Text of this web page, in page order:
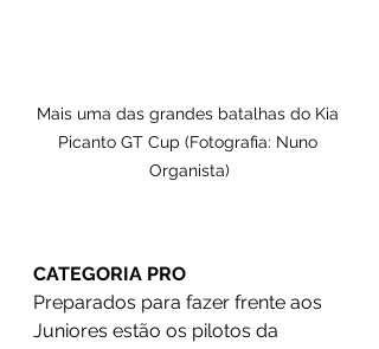
Mais uma das grandes batalhas do Kia
Picanto GT Cup (Fotografia: Nuno
Organista)
CATEGORIA PRO
Preparados para fazer frente aos
Juniores estão os pilotos da